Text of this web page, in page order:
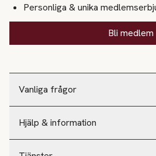
Vanliga frågor
Hjälp & information
Personliga & unika
Bli medlem